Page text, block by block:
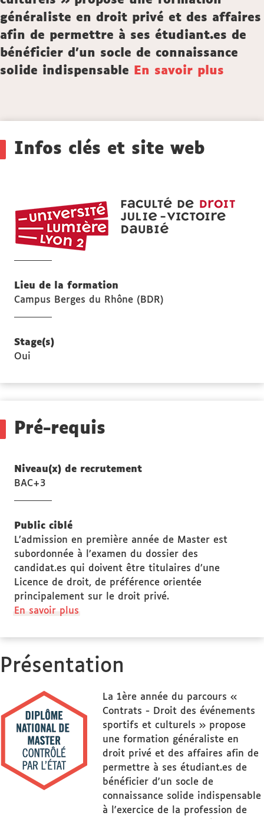
généraliste en droit privé et des affaires
afin de permettre à ses étudiant.es de
bénéficier d'un socle de connaissance
solide indispensable
En savoir plus
Infos clés et site web
UFR
Lieu de la formation
Campus Berges du Rhône (BDR)
Stage(s)
Oui
Pré-requis
Niveau(x) de recrutement
BAC+3
Public ciblé
L’admission en première année de Master est
subordonnée à l’examen du dossier des
candidat.es qui doivent être titulaires d’une
Licence de droit, de préférence orientée
principalement sur le droit privé.
En savoir plus
des
ciblé
Présentation
La 1ère année du parcours «
Contrats - Droit des événements
sportifs et culturels » propose
une formation généraliste en
droit privé et des affaires afin de
permettre à ses étudiant.es de
bénéficier d'un socle de
connaissance solide indispensable
à l'exercice de la profession de